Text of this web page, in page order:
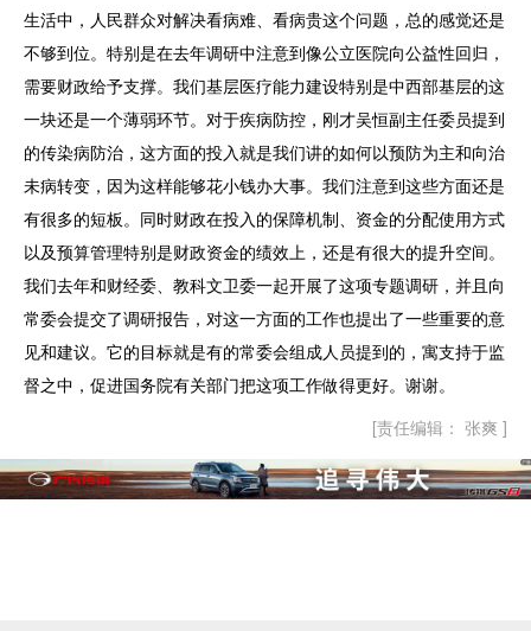
生活中，人民群众对解决看病难、看病贵这个问题，总的感觉还是
不够到位。特别是在去年调研中注意到像公立医院向公益性回归，
需要财政给予支撑。我们基层医疗能力建设特别是中西部基层的这
一块还是一个薄弱环节。对于疾病防控，刚才吴恒副主任委员提到
的传染病防治，这方面的投入就是我们讲的如何以预防为主和向治
未病转变，因为这样能够花小钱办大事。我们注意到这些方面还是
有很多的短板。同时财政在投入的保障机制、资金的分配使用方式
以及预算管理特别是财政资金的绩效上，还是有很大的提升空间。
我们去年和财经委、教科文卫委一起开展了这项专题调研，并且向
常委会提交了调研报告，对这一方面的工作也提出了一些重要的意
见和建议。它的目标就是有的常委会组成人员提到的，寓支持于监
督之中，促进国务院有关部门把这项工作做得更好。谢谢。
[责任编辑： 张爽 ]